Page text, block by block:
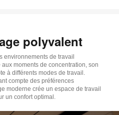
polyvalent
environnements de travail
moments de concentration, son
à différents modes de travail.
compte des préférences
moderne crée un espace de travail
un confort optimal.